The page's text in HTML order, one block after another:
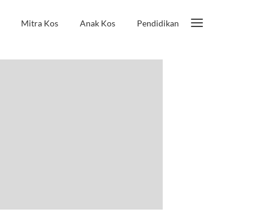
Mitra Kos Anak Kos Pendidikan